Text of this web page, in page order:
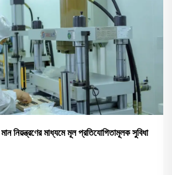
নিয়ন্ত্রণের মাধ্যমে মূল প্রতিযোগিতামূলক সুবিধা